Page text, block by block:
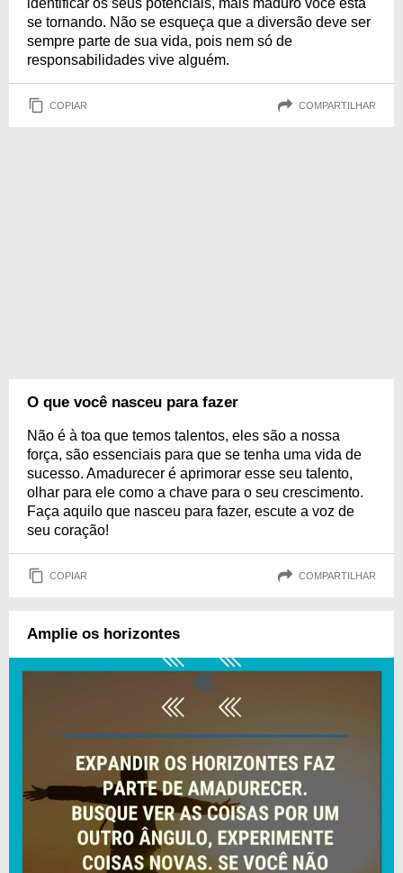
identificar os seus potenciais, mais maduro você está
se tornando. Não se esqueça que a diversão deve ser
sempre parte de sua vida, pois nem só de
responsabilidades vive alguém.
COPIAR COMPARTILHAR
O que você nasceu para fazer
Não é à toa que temos talentos, eles são a nossa
força, são essenciais para que se tenha uma vida de
sucesso. Amadurecer é aprimorar esse seu talento,
olhar para ele como a chave para o seu crescimento.
Faça aquilo que nasceu para fazer, escute a voz de
seu coração!
COPIAR COMPARTILHAR
Amplie os horizontes